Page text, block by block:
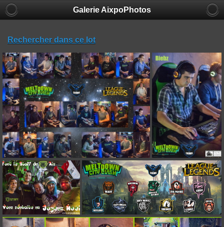
Galerie AixpoPhotos
Rechercher dans ce lot